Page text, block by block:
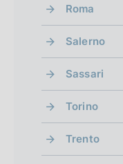
Roma
Salerno
Sassari
Torino
Trento